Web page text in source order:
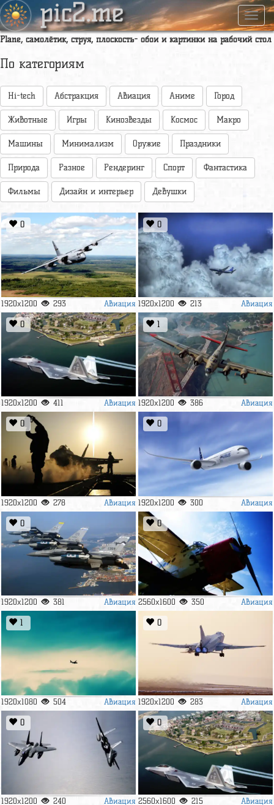
pic2.me
Plane, самолётик, струя, плоскость- обои и картинки на рабочий стол
По категориям
Hi-tech Абстракция Авиация Аниме Город
Животные Игры Кинозвезды Космос Макро
Машины Минимализм Оружие Праздники
Природа Разное Рендеринг Спорт Фантастика
Фильмы Дизайн и интерьер Девушки
0
1920x1200 293 Авиация
0
1920x1200 213 Авиация
0
1920x1200 411 Авиация
1
1920x1200 386 Авиация
0
1920x1200 278 Авиация
0
1920x1200 300 Авиация
0
1920x1200 381 Авиация
0
2560x1600 350 Авиация
1
1920x1080 504 Авиация
0
1920x1200 283 Авиация
0
1920x1200 240 Авиация
0
2560x1600 215 Авиация